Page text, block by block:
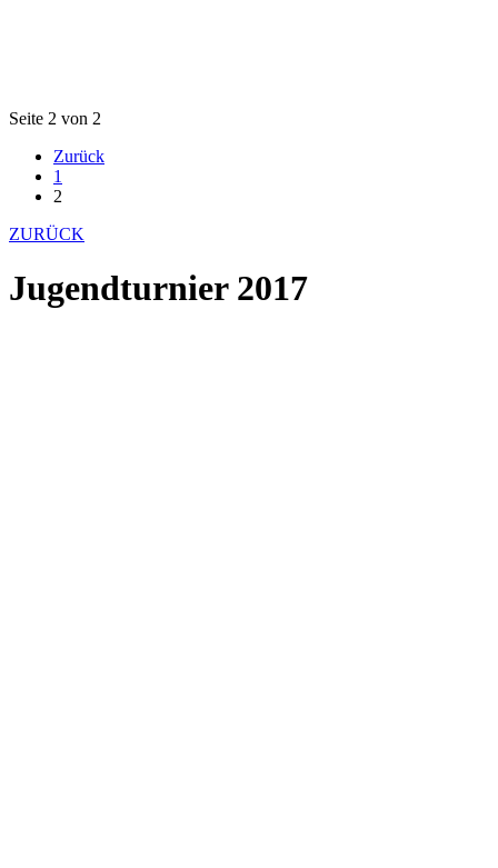
Seite 2 von 2
Zurück
1
2
ZURÜCK
Jugendturnier 2017